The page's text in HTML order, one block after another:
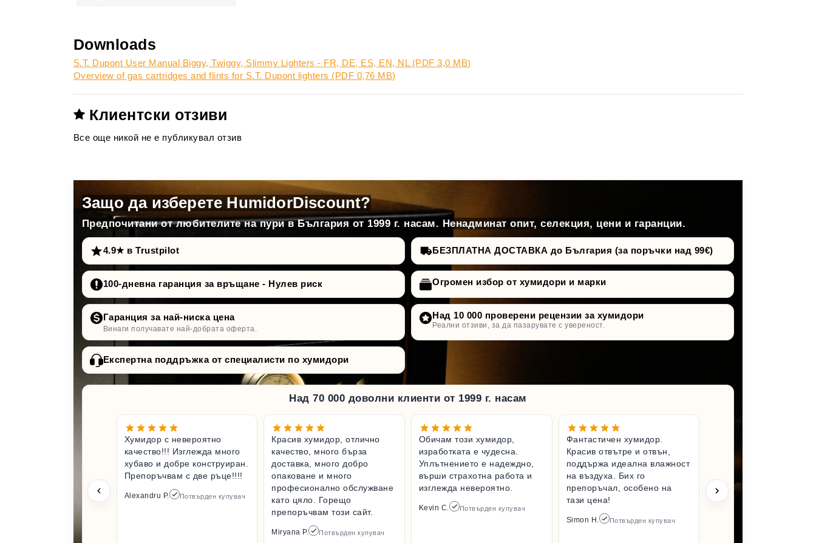
Downloads
S.T. Dupont User Manual Biggy, Twiggy, Slimmy Lighters - FR, DE, ES, EN, NL (PDF 3,0 MB)
Overview of gas cartridges and flints for S.T. Dupont lighters (PDF 0,76 MB)
Клиентски отзиви
Все още никой не е публикувал отзив
Защо да изберете HumidorDiscount?
Предпочитани от любителите на пури в България от 1999 г. насам. Ненадминат опит, селекция, цени и гаранции.
4.9★ в Trustpilot БЕЗПЛАТНА ДОСТАВКА до България (за поръчки над 99€)
100-дневна гаранция за връщане - Нулев риск Огромен избор от хумидори и марки
Гаранция за най-ниска цена
Винаги получавате най-добрата оферта.
Над 10 000 проверени рецензии за хумидори
Реални отзиви, за да пазарувате с увереност.
Експертна поддръжка от специалисти по хумидори
Над 70 000 доволни клиенти от 1999 г. насам
Хумидор с невероятно
качество!!! Изглежда много
хубаво и добре конструиран.
Препоръчвам с две ръце!!!!
Alexandru P. Потвърден купувач
Красив хумидор, отлично
качество, много бърза
доставка, много добро
опаковане и много
професионално обслужване
като цяло. Горещо
препоръчвам този сайт.
Miryana P. Потвърден купувач
Обичам този хумидор,
изработката е чудесна.
Уплътнението е надеждно,
върши страхотна работа и
изглежда невероятно.
Kevin C. Потвърден купувач
Фантастичен хумидор.
Красив отвътре и отвън,
поддържа идеална влажност
на въздуха. Бих го
препоръчал, особено на
тази цена!
Simon H. Потвърден купувач